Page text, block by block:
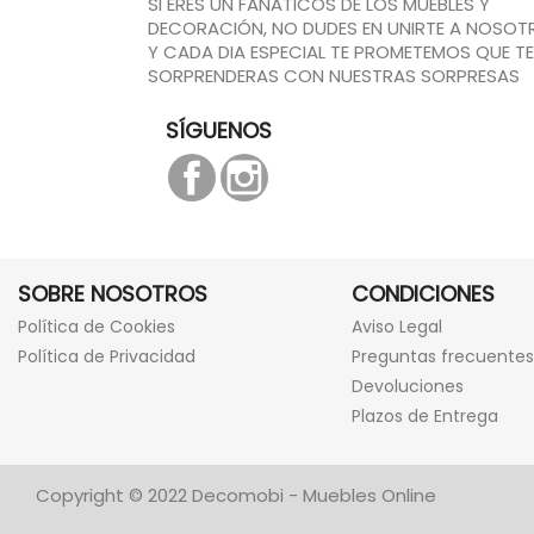
DECORACIÓN, NO DUDES EN UNIRTE A
Y CADA DIA ESPECIAL TE PROMETEMOS QUE TE
SORPRENDERAS CON NUESTRAS SORPRESAS
SÍGUENOS
FacebookInstagram
SOBRE NOSOTROS
Política de Cookies
Política de Privacidad
CONDICIONES
Aviso Legal
Preguntas frecuentes
Devoluciones
Plazos de Entrega
Copyright © 2022 Decomobi - Muebles Online